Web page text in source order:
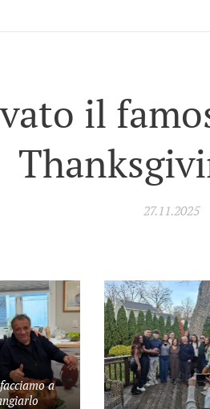
il
27.11.2025
a